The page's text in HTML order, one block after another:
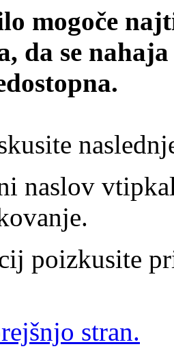
mogoče
da se
naslov
poizkusite
stran.